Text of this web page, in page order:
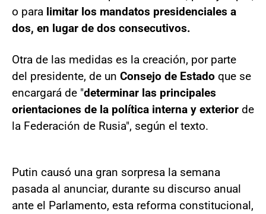
o para limitar los mandatos presidenciales a
dos, en lugar de dos consecutivos.
Otra de las medidas es la creación, por parte
del presidente, de un Consejo de Estado que se
encargará de "determinar las principales
orientaciones de la política interna y exterior de
la Federación de Rusia", según el texto.
Putin causó una gran sorpresa la semana
pasada al anunciar, durante su discurso anual
ante el Parlamento, esta reforma constitucional,